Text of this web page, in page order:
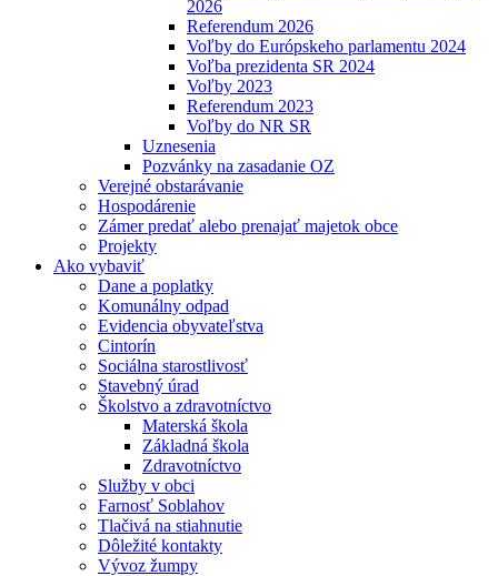
2026
Referendum 2026
Voľby do Európskeho parlamentu 2024
Voľba prezidenta SR 2024
Voľby 2023
Referendum 2023
Voľby do NR SR
Uznesenia
Pozvánky na zasadanie OZ
Verejné obstarávanie
Hospodárenie
Zámer predať alebo prenajať majetok obce
Projekty
Ako vybaviť
Dane a poplatky
Komunálny odpad
Evidencia obyvateľstva
Cintorín
Sociálna starostlivosť
Stavebný úrad
Školstvo a zdravotníctvo
Materská škola
Základná škola
Zdravotníctvo
Služby v obci
Farnosť Soblahov
Tlačivá na stiahnutie
Dôležité kontakty
Vývoz žumpy